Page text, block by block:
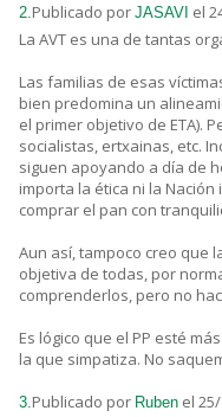
2.Publicado por JASAVI el
La AVT es una de tantas
Las familias de esas
bien predomina un
el primer objetivo de ETA).
socialistas, ertxainas, etc.
siguen apoyando a día de
importa la ética ni la
comprar el pan con
Aun así, tampoco creo que
objetiva de todas, por
comprenderlos, pero no
Es lógico que el PP esté
la que simpatiza. No
3.Publicado por Ruben el